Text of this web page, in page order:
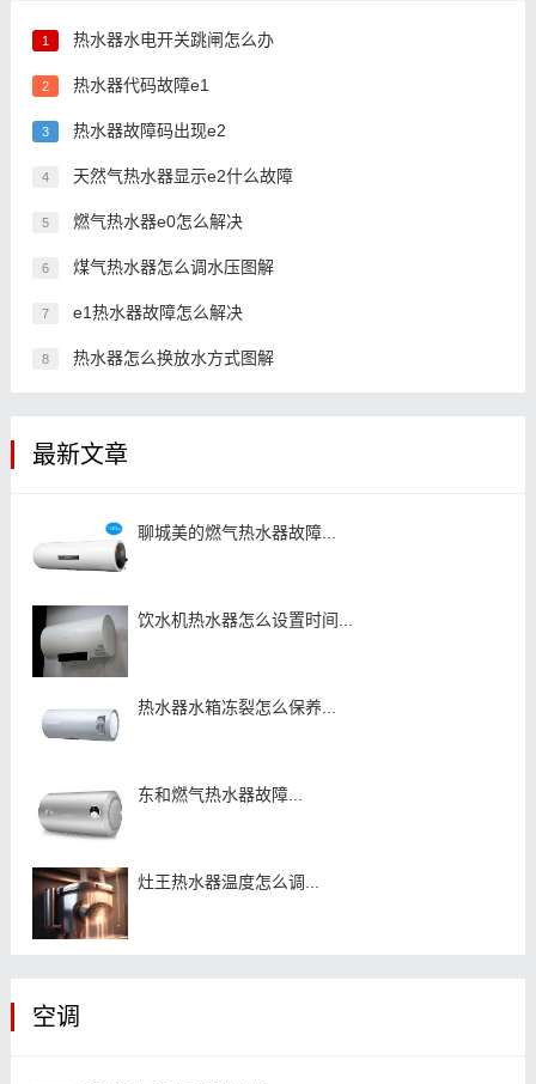
1 热水器水电开关跳闸怎么办
2 热水器代码故障e1
3 热水器故障码出现e2
4 天然气热水器显示e2什么故障
5 燃气热水器e0怎么解决
6 煤气热水器怎么调水压图解
7 e1热水器故障怎么解决
8 热水器怎么换放水方式图解
最新文章
聊城美的燃气热水器故障...
饮水机热水器怎么设置时间...
热水器水箱冻裂怎么保养...
东和燃气热水器故障...
灶王热水器温度怎么调...
空调